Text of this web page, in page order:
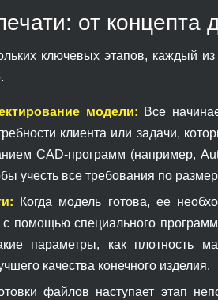
от концепта
ключевых этапов, каждый
модели: Все
клиента или задачи,
CAD-программ (например,
учесть все требования по
Когда модель готова, ее
помощью специального
параметры, как плотность
качества конечного изделия.
файлов наступает этап